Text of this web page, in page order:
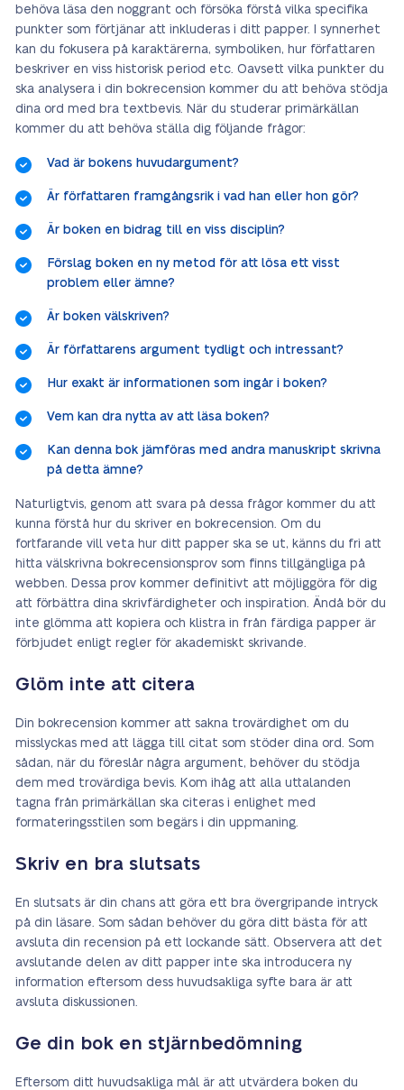
behöva läsa den noggrant och försöka förstå vilka specifika
punkter som förtjänar att inkluderas i ditt papper. I synnerhet
kan du fokusera på karaktärerna, symboliken, hur författaren
beskriver en viss historisk period etc. Oavsett vilka punkter du
ska analysera i din bokrecension kommer du att behöva stödja
dina ord med bra textbevis. När du studerar primärkällan
kommer du att behöva ställa dig följande frågor:
Vad är bokens huvudargument?
Är författaren framgångsrik i vad han eller hon gör?
Är boken en bidrag till en viss disciplin?
Förslag boken en ny metod för att lösa ett visst
problem eller ämne?
Är boken välskriven?
Är författarens argument tydligt och intressant?
Hur exakt är informationen som ingår i boken?
Vem kan dra nytta av att läsa boken?
Kan denna bok jämföras med andra manuskript skrivna
på detta ämne?
Naturligtvis, genom att svara på dessa frågor kommer du att
kunna förstå hur du skriver en bokrecension. Om du
fortfarande vill veta hur ditt papper ska se ut, känns du fri att
hitta välskrivna bokrecensionsprov som finns tillgängliga på
webben. Dessa prov kommer definitivt att möjliggöra för dig
att förbättra dina skrivfärdigheter och inspiration. Ändå bör du
inte glömma att kopiera och klistra in från färdiga papper är
förbjudet enligt regler för akademiskt skrivande.
Glöm inte att citera
Din bokrecension kommer att sakna trovärdighet om du
misslyckas med att lägga till citat som stöder dina ord. Som
sådan, när du föreslår några argument, behöver du stödja
dem med trovärdiga bevis. Kom ihåg att alla uttalanden
tagna från primärkällan ska citeras i enlighet med
formateringsstilen som begärs i din uppmaning.
Skriv en bra slutsats
En slutsats är din chans att göra ett bra övergripande intryck
på din läsare. Som sådan behöver du göra ditt bästa för att
avsluta din recension på ett lockande sätt. Observera att det
avslutande delen av ditt papper inte ska introducera ny
information eftersom dess huvudsakliga syfte bara är att
avsluta diskussionen.
Ge din bok en stjärnbedömning
Eftersom ditt huvudsakliga mål är att utvärdera boken du